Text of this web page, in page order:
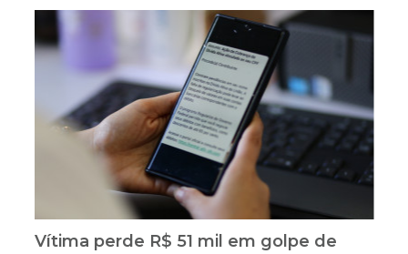
Vítima perde R$ 51 mil em golpe de